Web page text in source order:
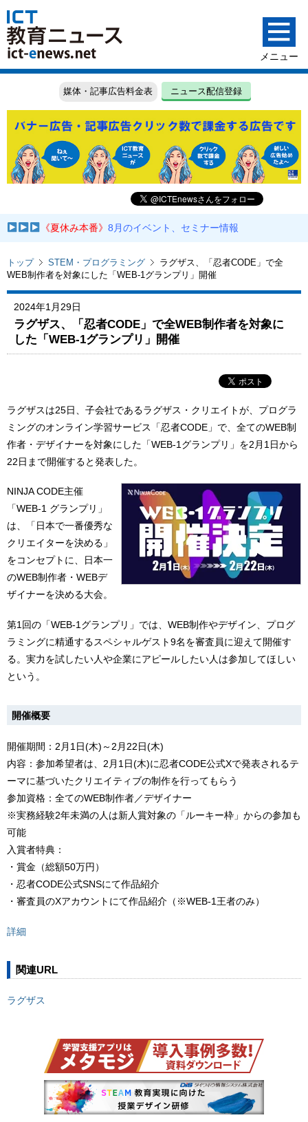
媒体・記事広告料金表 ニュース配信登録
《夏休み本番》8月のイベント、セミナー情報
トップ STEM・プログラミング
ラグザス、「忍者CODE」で全
WEB制作者を対象にした「WEB-1グランプリ」開催
2024年1月29日
ラグザス、「忍者CODE」で全WEB制作者を対象に
した「WEB-1グランプリ」開催
ラグザスは25日、子会社であるラグザス・クリエイトが、プログラ
ミングのオンライン学習サービス「忍者CODE」で、全てのWEB制
作者・デザイナーを対象にした「WEB-1グランプリ」を2月1日から
22日まで開催すると発表した。
NINJA CODE主催
「WEB-1 グランプリ」
は、「日本で一番優秀な
クリエイターを決める」
をコンセプトに、日本一
のWEB制作者・WEBデ
ザイナーを決める大会。
第1回の「WEB-1グランプリ」では、WEB制作やデザイン、プログ
ラミングに精通するスペシャルゲスト9名を審査員に迎えて開催す
る。実力を試したい人や企業にアピールしたい人は参加してほしい
という。
開催概要
開催期間：2月1日(木)～2月22日(木)
内容：参加希望者は、2月1日(木)に忍者CODE公式Xで発表されるテ
ーマに基づいたクリエイティブの制作を行ってもらう
参加資格：全てのWEB制作者／デザイナー
※実務経験2年未満の人は新人賞対象の「ルーキー枠」からの参加も
可能
入賞者特典：
・賞金（総額50万円）
・忍者CODE公式SNSにて作品紹介
・審査員のXアカウントにて作品紹介（※WEB-1王者のみ）
詳細
関連URL
ラグザス